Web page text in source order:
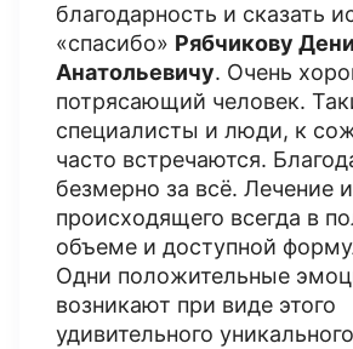
благодарность и сказать
«спасибо» Рябчикову
Анатольевичу. Очень
потрясающий человек.
специалисты и люди, к
часто встречаются.
безмерно за всё. Лечение
происходящего всегда в
объеме и доступной
Одни положительные
возникают при виде этого
удивительного